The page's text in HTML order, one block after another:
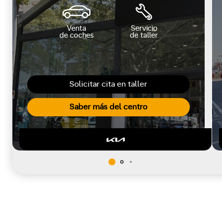
Solicitar cita en taller
Saber más del centro
Venta
de coches
Servicio
de taller